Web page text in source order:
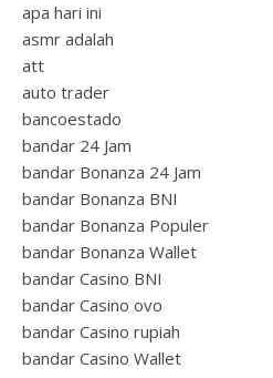
apa hari ini
asmr adalah
att
auto trader
bancoestado
bandar 24 Jam
bandar Bonanza 24 Jam
bandar Bonanza BNI
bandar Bonanza Populer
bandar Bonanza Wallet
bandar Casino BNI
bandar Casino ovo
bandar Casino rupiah
bandar Casino Wallet